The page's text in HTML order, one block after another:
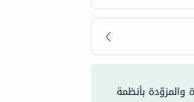
والمزوّدة بأنظمة